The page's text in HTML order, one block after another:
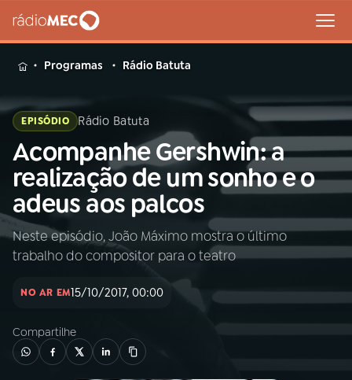
MENU
Buscar
na
Rádio
MEC
Buscar
Início AO VIVO
INÍCIO
02A RÁDIO
Programas Rádio Batuta
EPISÓDIO Rádio Batuta
Acompanhe Gershwin: a
realização de um sonho e o
adeus aos palcos
Neste episódio, João Máximo mostra o último
trabalho do compositor para o teatro
NO AR EM15/10/2017, 00:00
Compartilhe